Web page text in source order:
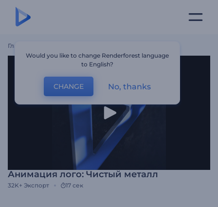
Главная
Анимация лого: Чистый металл
32K+ Экспорт 17 сек
Would you like to change Renderforest language
to English?
CHANGE No, thanks